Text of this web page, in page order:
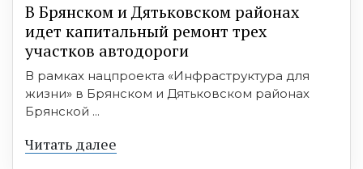
В Брянском и Дятьковском районах
идет капитальный ремонт трех
участков автодороги
В рамках нацпроекта «Инфраструктура для
жизни» в Брянском и Дятьковском районах
Брянской ...
Читать далее